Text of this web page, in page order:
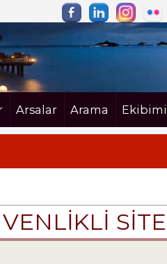
Arsalar Arama